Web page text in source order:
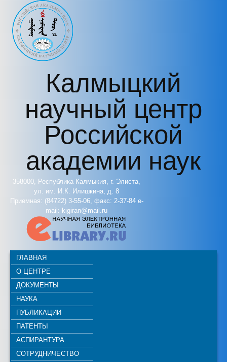
Перейти к основному содержанию
Калмыцкий
научный центр
Российской
академии наук
358000, Республика Калмыкия, г. Элиста,
ул. им. И.К. Илишкина, д. 8
Приемная: (84722) 3-55-06, факс: 2-37-84 e-
mail: kigiran@mail.ru
ГЛАВНАЯ
О ЦЕНТРЕ
ДОКУМЕНТЫ
НАУКА
ПУБЛИКАЦИИ
ПАТЕНТЫ
АСПИРАНТУРА
СОТРУДНИЧЕСТВО